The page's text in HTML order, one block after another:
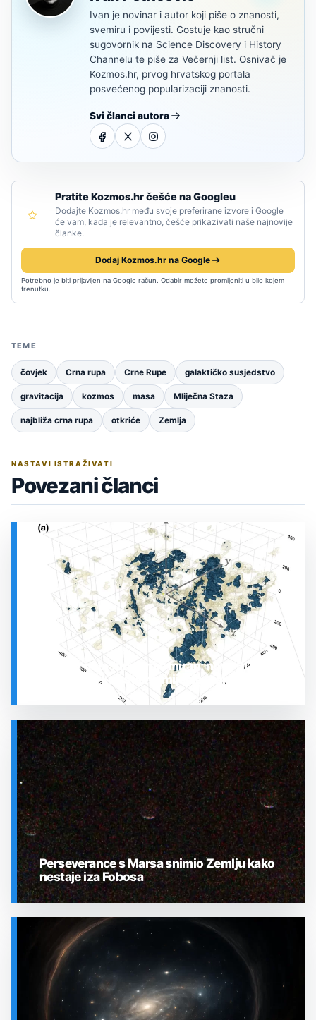
Ivan je novinar i autor koji piše o znanosti,
svemiru i povijesti. Gostuje kao stručni
sugovornik na Science Discovery i History
Channelu te piše za Večernji list. Osnivač je
Kozmos.hr, prvog hrvatskog portala
posvećenog popularizaciji znanosti.
Svi članci autora
Pratite Kozmos.hr češće na Googleu
Dodajte Kozmos.hr među svoje preferirane izvore i Google
će vam, kada je relevantno, češće prikazivati naše najnovije
članke.
Dodaj Kozmos.hr na Google
Potrebno je biti prijavljen na Google račun. Odabir možete promijeniti u bilo kojem
trenutku.
TEME
čovjek Crna rupa Crne Rupe galaktičko susjedstvo
gravitacija kozmos masa Mliječna Staza
najbliža crna rupa otkriće Zemlja
NASTAVI ISTRAŽIVATI
Povezani članci
SVEMIR
Prostor oko Sunca nije miran: nova 3D karta
otkrila plin koji stalno mijenja stanje
SVEMIR
Perseverance s Marsa snimio Zemlju kako
nestaje iza Fobosa